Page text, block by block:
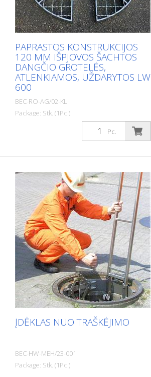
PAPRASTOS KONSTRUKCIJOS
120 MM IŠPJOVOS ŠACHTOS
DANGČIO GROTELĖS,
ATLENKIAMOS, UŽDARYTOS LW
600
BEC-RO-AG/02-KL
Package: Stk. (1Pc.)
Skirta šulinių angoms ir kelių kanalizacijai
tvirtinti atliekant apžiūros, renovacijos ir
centre, uždaros - skirtos šuliniams, kurių
laisvas plotis 600 mm. Išorinis skersmuo:
Vidinis skersmuo: 65,5 cm. Išpjova: Išorė:
120 mm
Pc.
ĮDĖKLAS NUO TRAŠKĖJIMO
BEC-HW-MEH/23-001
Package: Stk. (1Pc.)